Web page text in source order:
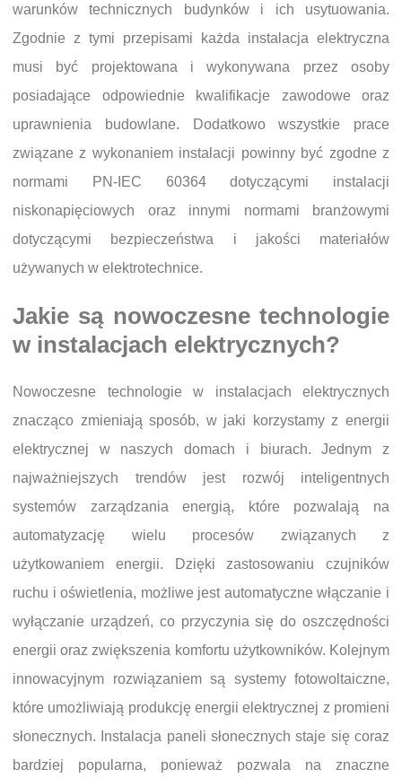
warunków technicznych budynków i ich usytuowania.
Zgodnie z tymi przepisami każda instalacja elektryczna
musi być projektowana i wykonywana przez osoby
posiadające odpowiednie kwalifikacje zawodowe oraz
uprawnienia budowlane. Dodatkowo wszystkie prace
związane z wykonaniem instalacji powinny być zgodne z
normami PN-IEC 60364 dotyczącymi instalacji
niskonapięciowych oraz innymi normami branżowymi
dotyczącymi bezpieczeństwa i jakości materiałów
używanych w elektrotechnice.
Jakie są nowoczesne technologie
w instalacjach elektrycznych?
Nowoczesne technologie w instalacjach elektrycznych
znacząco zmieniają sposób, w jaki korzystamy z energii
elektrycznej w naszych domach i biurach. Jednym z
najważniejszych trendów jest rozwój inteligentnych
systemów zarządzania energią, które pozwalają na
automatyzację wielu procesów związanych z
użytkowaniem energii. Dzięki zastosowaniu czujników
ruchu i oświetlenia, możliwe jest automatyczne włączanie i
wyłączanie urządzeń, co przyczynia się do oszczędności
energii oraz zwiększenia komfortu użytkowników. Kolejnym
innowacyjnym rozwiązaniem są systemy fotowoltaiczne,
które umożliwiają produkcję energii elektrycznej z promieni
słonecznych. Instalacja paneli słonecznych staje się coraz
bardziej popularna, ponieważ pozwala na znaczne